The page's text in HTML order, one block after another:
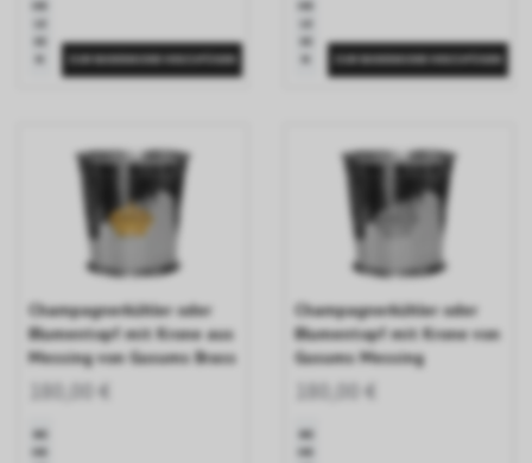
Champagnerkühler oder
Blumentopf mit Krone aus
Messing von Gusums Brass
180,00 €
ME
HR
Champagnerkühler oder
Blumentopf mit Krone von
Gusums Messing
180,00 €
ME
HR